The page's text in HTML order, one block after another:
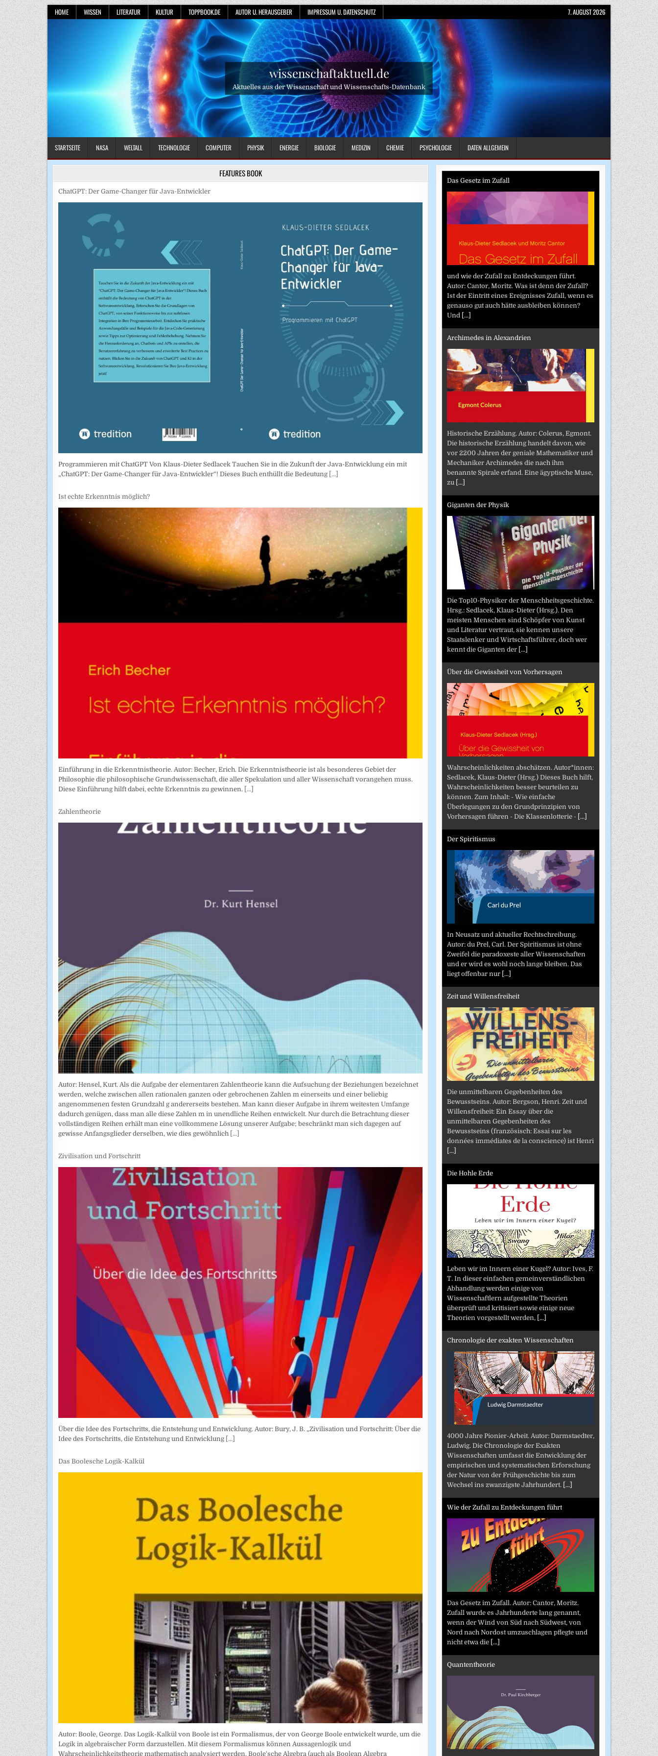
Skip
to
content
HOME WISSEN LITERATUR KULTUR TOPPBOOK.DE AUTOR U. HERAUSGEBER IMPRESSUM U. DATENSCHUTZ 7. AUGUST 2026
wissenschaftaktuell.de
Aktuelles aus der Wissenschaft und Wissenschafts-Datenbank
STARTSEITE NASA WELTALL TECHNOLOGIE COMPUTER PHYSIK ENERGIE BIOLOGIE MEDIZIN CHEMIE PSYCHOLOGIE DATEN ALLGEMEIN
FEATURES BOOK
ChatGPT: Der Game-Changer für Java-Entwickler
Programmieren mit ChatGPT Von Klaus-Dieter Sedlacek Tauchen Sie in die Zukunft der Java-Entwicklung ein mit
„ChatGPT: Der Game-Changer für Java-Entwickler“! Dieses Buch enthüllt die Bedeutung [...]
Ist echte Erkenntnis möglich?
Einführung in die Erkenntnistheorie. Autor: Becher, Erich. Die Erkenntnistheorie ist als besonderes Gebiet der
Philosophie die philosophische Grundwissenschaft, die aller Spekulation und aller Wissenschaft vorangehen muss.
Diese Einführung hilft dabei, echte Erkenntnis zu gewinnen. [...]
Zahlentheorie
Autor: Hensel, Kurt. Als die Aufgabe der elementaren Zahlentheorie kann die Aufsuchung der Beziehungen bezeichnet
werden, welche zwischen allen rationalen ganzen oder gebrochenen Zahlen m einerseits und einer beliebig
angenommenen festen Grundzahl g andererseits bestehen. Man kann dieser Aufgabe in ihrem weitesten Umfange
dadurch genügen, dass man alle diese Zahlen m in unendliche Reihen entwickelt. Nur durch die Betrachtung dieser
vollständigen Reihen erhält man eine vollkommene Lösung unserer Aufgabe; beschränkt man sich dagegen auf
gewisse Anfangsglieder derselben, wie dies gewöhnlich [...]
Zivilisation und Fortschritt
Über die Idee des Fortschritts, die Entstehung und Entwicklung. Autor: Bury, J. B. „Zivilisation und Fortschritt: Über die
Idee des Fortschritts, die Entstehung und Entwicklung [...]
Das Boolesche Logik-Kalkül
Autor: Boole, George. Das Logik-Kalkül von Boole ist ein Formalismus, der von George Boole entwickelt wurde, um die
Logik in algebraischer Form darzustellen. Mit diesem Formalismus können Aussagenlogik und
Wahrscheinlichkeitstheorie mathematisch analysiert werden. Boole'sche Algebra (auch als Boolean Algebra
Das Gesetz im Zufall
und wie der Zufall zu Entdeckungen führt.
Autor: Cantor, Moritz. Was ist denn der Zufall?
Ist der Eintritt eines Ereignisses Zufall, wenn es
genauso gut auch hätte ausbleiben können?
Und [...]
Archimedes in Alexandrien
Historische Erzählung. Autor: Colerus, Egmont.
Die historische Erzählung handelt davon, wie
vor 2200 Jahren der geniale Mathematiker und
Mechaniker Archimedes die nach ihm
benannte Spirale erfand. Eine ägyptische Muse,
zu [...]
Giganten der Physik
Die Top10-Physiker der Menschheitsgeschichte.
Hrsg.: Sedlacek, Klaus-Dieter (Hrsg.). Den
meisten Menschen sind Schöpfer von Kunst
und Literatur vertraut, sie kennen unsere
Staatslenker und Wirtschaftsführer, doch wer
kennt die Giganten der [...]
Über die Gewissheit von Vorhersagen
Wahrscheinlichkeiten abschätzen. Autor*innen:
Sedlacek, Klaus-Dieter (Hrsg.) Dieses Buch hilft,
Wahrscheinlichkeiten besser beurteilen zu
können. Zum Inhalt: - Wie einfache
Überlegungen zu den Grundprinzipien von
Vorhersagen führen - Die Klassenlotterie - [...]
Der Spiritismus
In Neusatz und aktueller Rechtschreibung.
Autor: du Prel, Carl. Der Spiritismus ist ohne
Zweifel die paradoxeste aller Wissenschaften
und er wird es wohl noch lange bleiben. Das
liegt offenbar nur [...]
Zeit und Willensfreiheit
Die unmittelbaren Gegebenheiten des
Bewusstseins. Autor: Bergson, Henri. Zeit und
Willensfreiheit: Ein Essay über die
unmittelbaren Gegebenheiten des
Bewusstseins (französisch: Essai sur les
données immédiates de la conscience) ist Henri
[...]
Die Hohle Erde
Leben wir im Innern einer Kugel? Autor: Ives, F.
T. In dieser einfachen gemeinverständlichen
Abhandlung werden einige von
Wissenschaftlern aufgestellte Theorien
überprüft und kritisiert sowie einige neue
Theorien vorgestellt werden, [...]
Chronologie der exakten Wissenschaften
4000 Jahre Pionier-Arbeit. Autor: Darmstaedter,
Ludwig. Die Chronologie der Exakten
Wissenschaften umfasst die Entwicklung der
empirischen und systematischen Erforschung
der Natur von der Frühgeschichte bis zum
Wechsel ins zwanzigste Jahrhundert. [...]
Wie der Zufall zu Entdeckungen führt
Das Gesetz im Zufall. Autor: Cantor, Moritz.
Zufall wurde es Jahrhunderte lang genannt,
wenn der Wind von Süd nach Südwest, von
Nord nach Nordost umzuschlagen pflegte und
nicht etwa die [...]
Quantentheorie